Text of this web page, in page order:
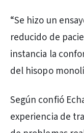
“Se hizo un
reducido de
instancia la
del hisopo
Según confió
experiencia de